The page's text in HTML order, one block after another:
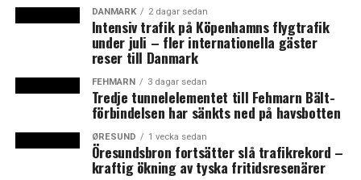
Vecka 15: 26 145
Vecka 16: 32 852
Lastbilstrafiken över bron
Vecka 10: 10 585
Vecka 11: 10 047
Vecka 12: 10 383
Vecka 13: 9 923
Vecka 14: 9 447
DANMARK 2 dagar sedan
Intensiv trafik på Köpenhamns flygtrafik
under juli – fler internationella gäster
reser till Danmark
FEHMARN 3 dagar sedan
Tredje tunnelelementet till Fehmarn Bält-
förbindelsen har sänkts ned på havsbotten
ØRESUND 1 vecka sedan
Öresundsbron fortsätter slå trafikrekord –
kraftig ökning av tyska fritidsresenärer